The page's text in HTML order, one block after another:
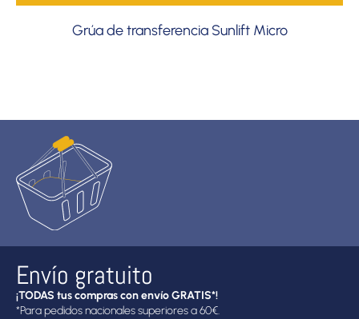
Grúa de transferencia Sunlift Micro
Envío gratuito
¡TODAS tus compras con envío GRATIS*!
*Para pedidos nacionales superiores a 60€.